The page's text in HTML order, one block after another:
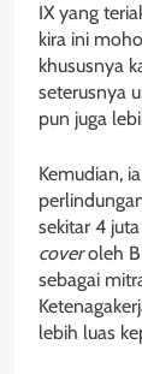
IX yang
kira ini
khususnya
seterusnya
pun juga
Kemudian,
sekitar 4
coveroleh
sebagai
lebih luas